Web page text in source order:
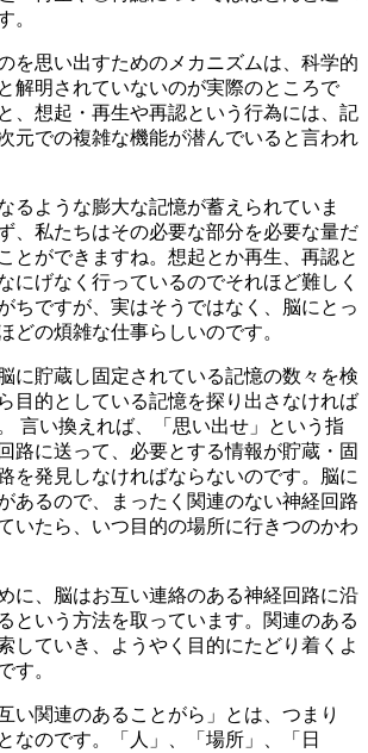
。
を思い出すためのメカニズムは、科学的
解明されていないのが実際のところで
、想起・再生や再認という行為には、記
元での複雑な機能が潜んでいると言われ
るような膨大な記憶が蓄えられていま
、私たちはその必要な部分を必要な量だ
とができますね。想起とか再生、再認と
にげなく行っているのでそれほど難しく
ちですが、実はそうではなく、脳にとっ
どの煩雑な仕事らしいのです。
に貯蔵し固定されている記憶の数々を検
目的としている記憶を探り出さなければ
言い換えれば、「思い出せ」という指
路に送って、必要とする情報が貯蔵・固
を発見しなければならないのです。脳に
あるので、まったく関連のない神経回路
いたら、いつ目的の場所に行きつのかわ
に、脳はお互い連絡のある神経回路に沿
という方法を取っています。関連のある
していき、ようやく目的にたどり着くよ
す。
い関連のあることがら」とは、つまり
なのです。「人」、「場所」、「日